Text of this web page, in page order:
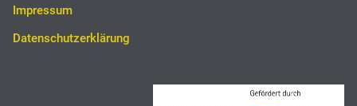
Impressum
Datenschutzerklärung